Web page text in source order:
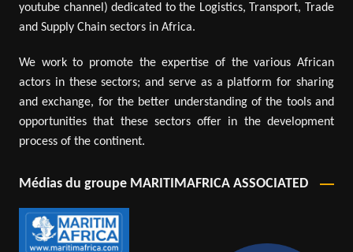
youtube channel) dedicated to the Logistics, Transport, Trade
and Supply Chain sectors in Africa.
We work to promote the expertise of the various African
actors in these sectors; and serve as a platform for sharing
and exchange, for the better understanding of the tools and
opportunities that these sectors offer in the development
process of the continent.
Médias du groupe MARITIMAFRICA ASSOCIATED